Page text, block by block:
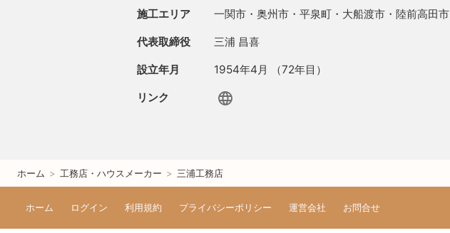
施工エリア 一関市・奥州市・平泉町・大船渡市・陸前高田市
代表取締役 三浦 昌喜
設立年月 1954年4月 （72年目）
リンク
ホーム > 工務店・ハウスメーカー > 三浦工務店
ホーム ログイン 利用規約 プライバシーポリシー 運営会社 お問合せ